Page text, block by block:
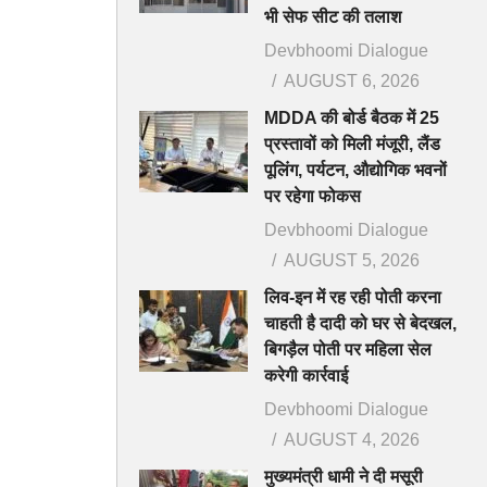
भी सेफ सीट की तलाश
Devbhoomi Dialogue
AUGUST 6, 2026
MDDA की बोर्ड बैठक में 25
प्रस्तावों को मिली मंजूरी, लैंड
पूलिंग, पर्यटन, औद्योगिक भवनों
पर रहेगा फोकस
Devbhoomi Dialogue
AUGUST 5, 2026
लिव-इन में रह रही पोती करना
चाहती है दादी को घर से बेदखल,
बिगड़ैल पोती पर महिला सेल
करेगी कार्रवाई
Devbhoomi Dialogue
AUGUST 4, 2026
मुख्यमंत्री धामी ने दी मसूरी